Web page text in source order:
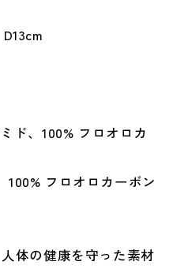
ド、100% フロオロカ
100% フロオロカーボン
体の健康を守った素材